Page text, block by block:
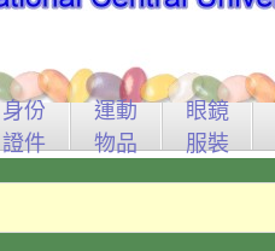
身份
證件
運動
物品
眼鏡
服裝